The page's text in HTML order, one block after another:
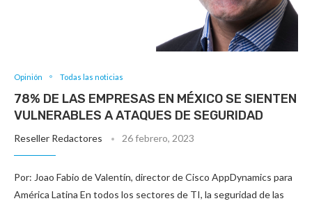
Opinión Todas las noticias
78% DE LAS EMPRESAS EN MÉXICO SE SIENTEN
VULNERABLES A ATAQUES DE SEGURIDAD
Reseller Redactores 26 febrero, 2023
Por: Joao Fabio de Valentín, director de Cisco AppDynamics para
América Latina En todos los sectores de TI, la seguridad de las